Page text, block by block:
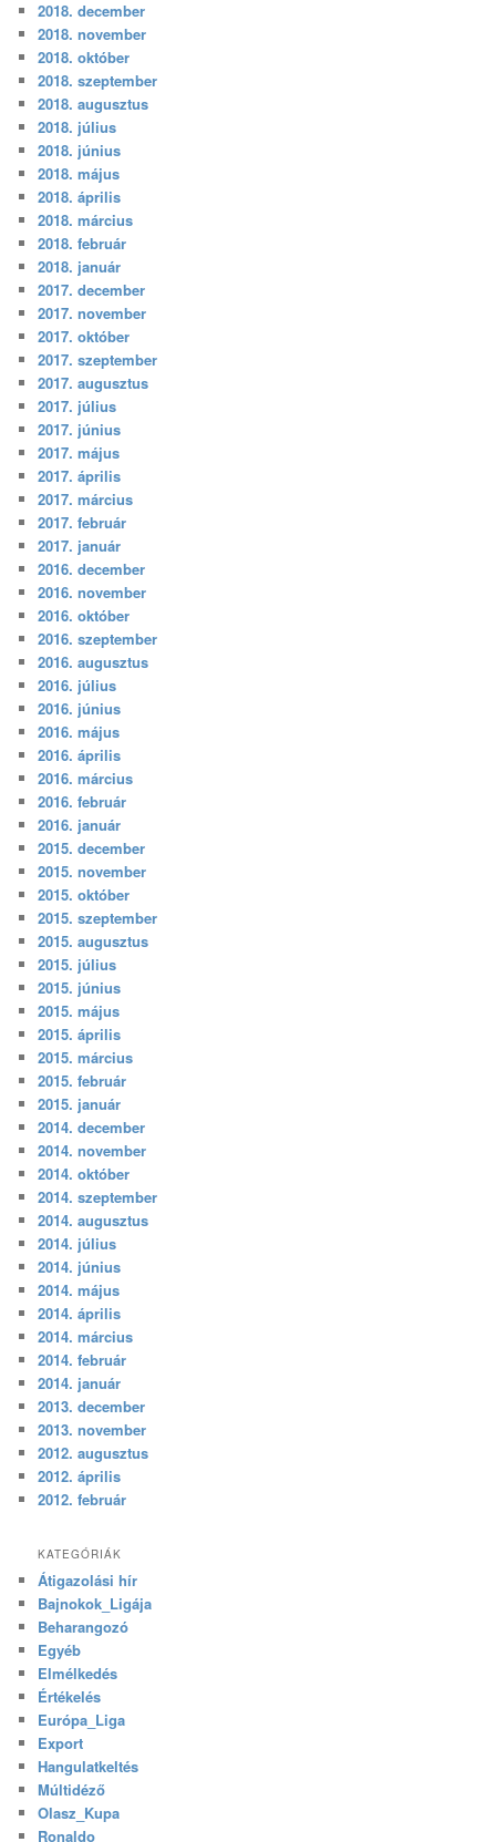
2018. december
2018. november
2018. október
2018. szeptember
2018. augusztus
2018. július
2018. június
2018. május
2018. április
2018. március
2018. február
2018. január
2017. december
2017. november
2017. október
2017. szeptember
2017. augusztus
2017. július
2017. június
2017. május
2017. április
2017. március
2017. február
2017. január
2016. december
2016. november
2016. október
2016. szeptember
2016. augusztus
2016. július
2016. június
2016. május
2016. április
2016. március
2016. február
2016. január
2015. december
2015. november
2015. október
2015. szeptember
2015. augusztus
2015. július
2015. június
2015. május
2015. április
2015. március
2015. február
2015. január
2014. december
2014. november
2014. október
2014. szeptember
2014. augusztus
2014. július
2014. június
2014. május
2014. április
2014. március
2014. február
2014. január
2013. december
2013. november
2012. augusztus
2012. április
2012. február
KATEGÓRIÁK
Átigazolási hír
Bajnokok_Ligája
Beharangozó
Egyéb
Elmélkedés
Értékelés
Európa_Liga
Export
Hangulatkeltés
Múltidéző
Olasz_Kupa
Ronaldo